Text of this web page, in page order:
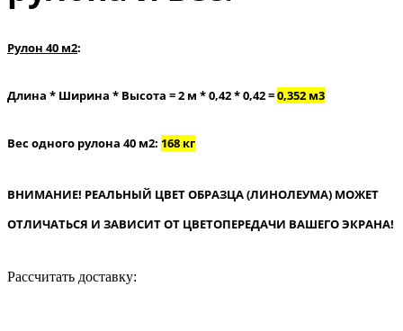
Рулон 40 м2:
Длина * Ширина * Высота = 2 м * 0,42 * 0,42 =0,352 м3
Вес одного рулона 40 м2: 168 кг
ВНИМАНИЕ! РЕАЛЬНЫЙ ЦВЕТ ОБРАЗЦА (ЛИНОЛЕУМА) МОЖЕТ
ОТЛИЧАТЬСЯ И ЗАВИСИТ ОТ ЦВЕТОПЕРЕДАЧИ ВАШЕГО ЭКРАНА!
Рассчитать доставку: